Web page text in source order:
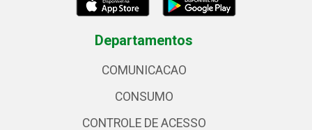
Departamentos
COMUNICACAO
CONSUMO
CONTROLE DE ACESSO